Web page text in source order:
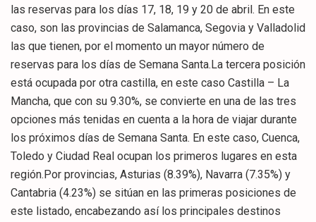
las reservas para los días 17, 18, 19 y 20 de abril. En este
caso, son las provincias de Salamanca, Segovia y Valladolid
las que tienen, por el momento un mayor número de
reservas para los días de Semana Santa.La tercera posición
está ocupada por otra castilla, en este caso Castilla – La
Mancha, que con su 9.30%, se convierte en una de las tres
opciones más tenidas en cuenta a la hora de viajar durante
los próximos días de Semana Santa. En este caso, Cuenca,
Toledo y Ciudad Real ocupan los primeros lugares en esta
región.Por provincias, Asturias (8.39%), Navarra (7.35%) y
Cantabria (4.23%) se sitúan en las primeras posiciones de
este listado, encabezando así los principales destinos